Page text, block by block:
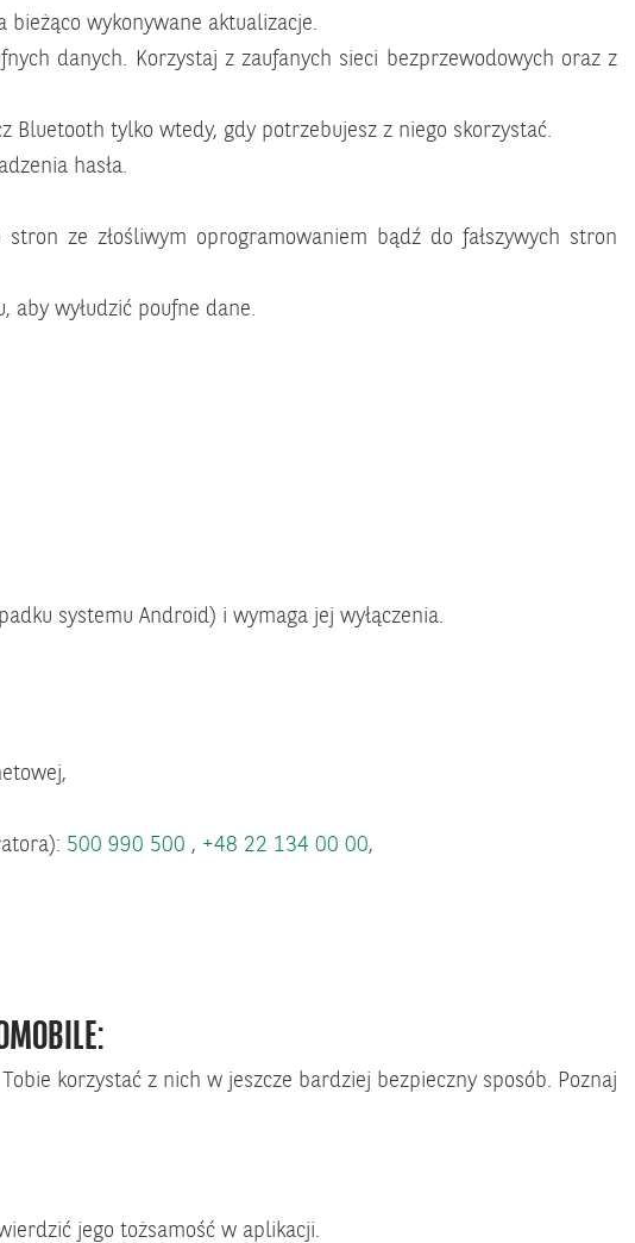
wykonywane aktualizacje.
danych. Korzystaj z zaufanych sieci bezprzewodowych oraz z
Bluetooth tylko wtedy, gdy potrzebujesz z niego skorzystać.
hasła.
ze złośliwym oprogramowaniem bądź do fałszywych stron
aby wyłudzić poufne dane.
systemu Android) i wymaga jej wyłączenia.
500 990 500 , +48 22 134 00 00,
korzystać z nich w jeszcze bardziej bezpieczny sposób. Poznaj
jego tożsamość w aplikacji.